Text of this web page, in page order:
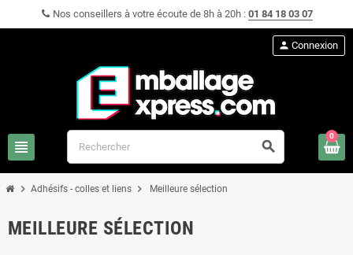
Nos conseillers à votre écoute de 8h à 20h : 01 84 18 03 07
view_headline search
person Connexion
0
chevron_right Adhésifs - colles et liens chevron_right Meilleure sélection
MEILLEURE SÉLECTION